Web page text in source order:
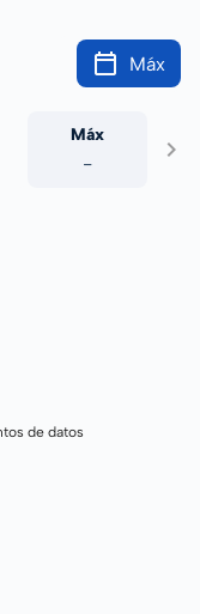
Máx
Máx
-
de datos